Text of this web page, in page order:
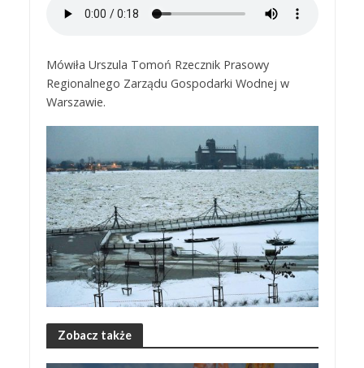
Mówiła Urszula Tomoń Rzecznik Prasowy
Regionalnego Zarządu Gospodarki Wodnej w
Warszawie.
Zobacz także